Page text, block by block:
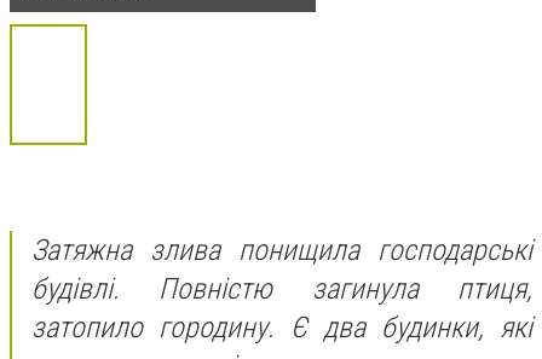
Затяжна злива понищила господарські
будівлі. Повністю загинула птиця,
затопило городину. Є два будинки, які